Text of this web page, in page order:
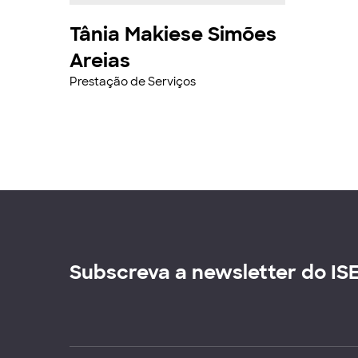
Tânia Makiese Simões
Areias
Prestação de Serviços
Subscreva a newsletter do